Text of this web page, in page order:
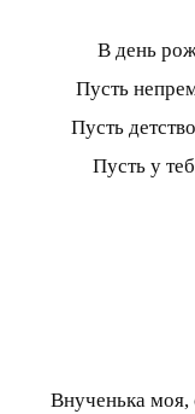
В день
Пусть
Пусть
Пусть у
Внученька моя,